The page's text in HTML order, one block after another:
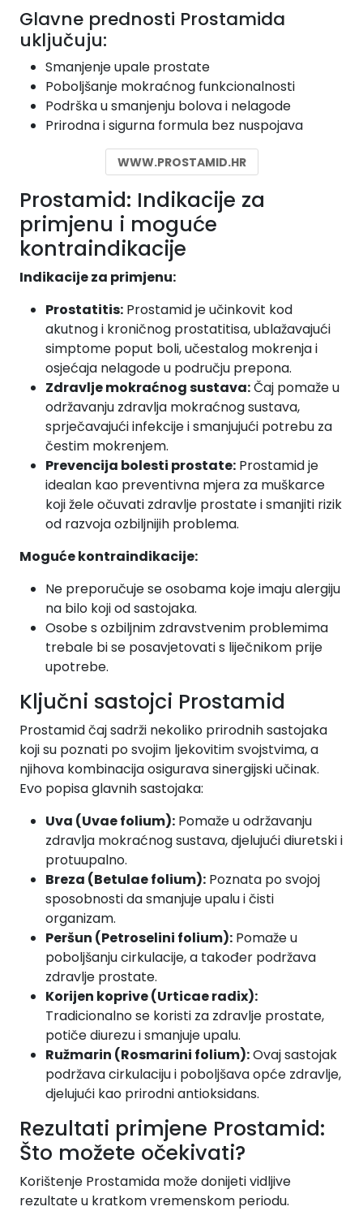
Glavne prednosti Prostamida
uključuju:
Smanjenje upale prostate
Poboljšanje mokraćnog funkcionalnosti
Podrška u smanjenju bolova i nelagode
Prirodna i sigurna formula bez nuspojava
WWW.PROSTAMID.HR
Prostamid: Indikacije za
primjenu i moguće
kontraindikacije
Indikacije za primjenu:
Prostatitis: Prostamid je učinkovit kod
akutnog i kroničnog prostatitisa, ublažavajući
simptome poput boli, učestalog mokrenja i
osjećaja nelagode u području prepona.
Zdravlje mokraćnog sustava:Čaj pomaže u
održavanju zdravlja mokraćnog sustava,
sprječavajući infekcije i smanjujući potrebu za
čestim mokrenjem.
Prevencija bolesti prostate: Prostamid je
idealan kao preventivna mjera za muškarce
koji žele očuvati zdravlje prostate i smanjiti rizik
od razvoja ozbiljnijih problema.
Moguće kontraindikacije:
Ne preporučuje se osobama koje imaju alergiju
na bilo koji od sastojaka.
Osobe s ozbiljnim zdravstvenim problemima
trebale bi se posavjetovati s liječnikom prije
upotrebe.
Ključni sastojci Prostamid
Prostamid čaj sadrži nekoliko prirodnih sastojaka
koji su poznati po svojim ljekovitim svojstvima, a
njihova kombinacija osigurava sinergijski učinak.
Evo popisa glavnih sastojaka:
Uva (Uvae folium): Pomaže u održavanju
zdravlja mokraćnog sustava, djelujući diuretski i
protuupalno.
Breza (Betulae folium): Poznata po svojoj
sposobnosti da smanjuje upalu i čisti
organizam.
Peršun (Petroselini folium): Pomaže u
poboljšanju cirkulacije, a također podržava
zdravlje prostate.
Korijen koprive (Urticae radix):
Tradicionalno se koristi za zdravlje prostate,
potiče diurezu i smanjuje upalu.
Ružmarin (Rosmarini folium):Ovaj sastojak
podržava cirkulaciju i poboljšava opće zdravlje,
djelujući kao prirodni antioksidans.
Rezultati primjene Prostamid:
Što možete očekivati?
Korištenje Prostamida može donijeti vidljive
rezultate u kratkom vremenskom periodu.